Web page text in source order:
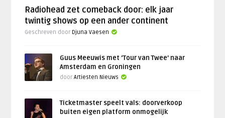
Radiohead zet comeback door: elk jaar
twintig shows op een ander continent
Geschreven door Djuna Vaesen
Guus Meeuwis met ‘Tour van Twee’ naar
Amsterdam en Groningen
doorArtiesten Nieuws
Ticketmaster speelt vals: doorverkoop
buiten eigen platform onmogelijk